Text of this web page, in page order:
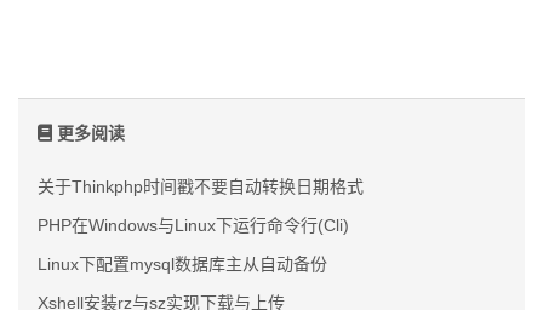
更多阅读
关于Thinkphp时间戳不要自动转换日期格式
PHP在Windows与Linux下运行命令行(Cli)
Linux下配置mysql数据库主从自动备份
Xshell安装rz与sz实现下载与上传